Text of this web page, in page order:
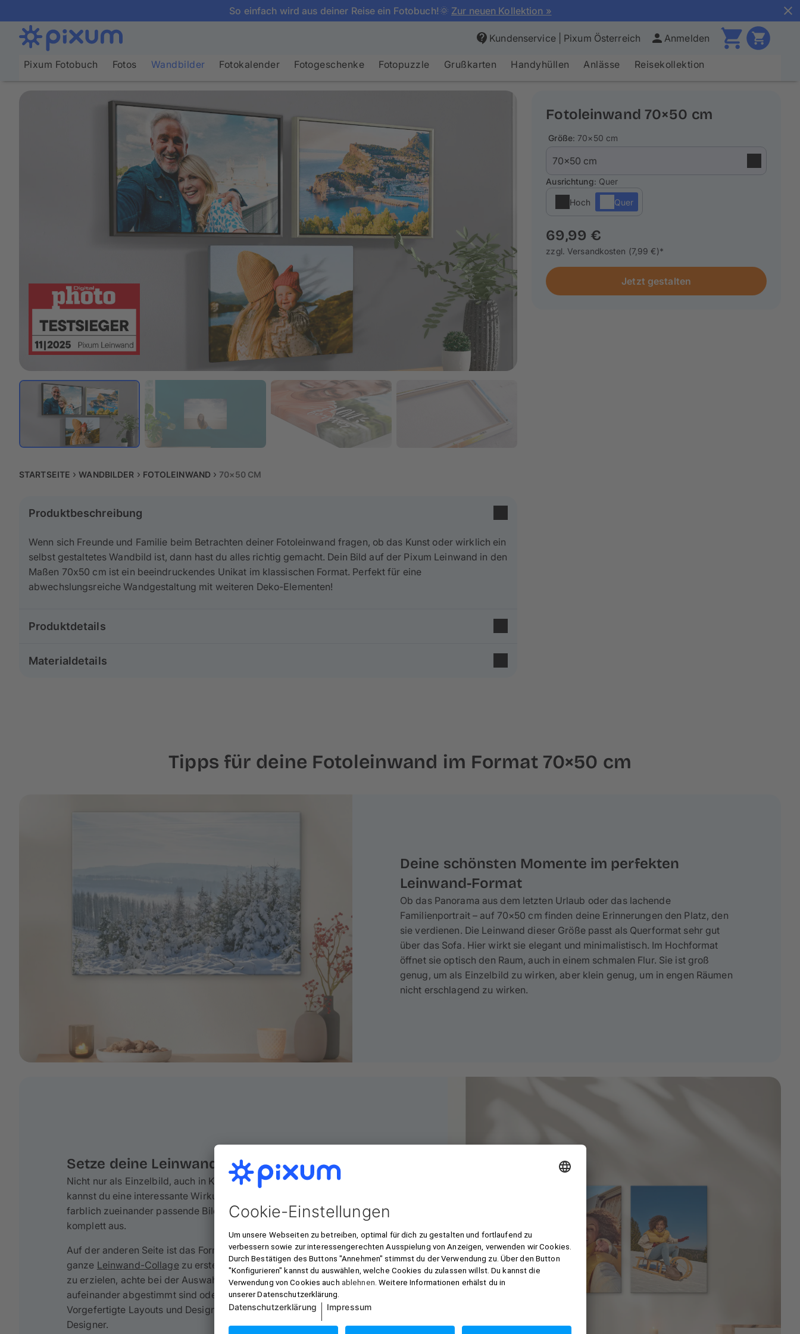
So einfach wird aus deiner Reise ein Fotobuch!🌞 Zur neuen Kollektion »
Kundenservice | Pixum Österreich Anmelden
Pixum Fotobuch Fotos Wandbilder Fotokalender Fotogeschenke Fotopuzzle Grußkarten Handyhüllen Anlässe Reisekollektion
Fotoleinwand 70×50 cm
Größe: 70×50 cm
Ausrichtung: Quer
Hoch Quer
69,99 €
zzgl. Versandkosten (7,99 €)*
Jetzt gestalten
STARTSEITE WANDBILDER FOTOLEINWAND 70×50 CM
Produktbeschreibung
Wenn sich Freunde und Familie beim Betrachten deiner Fotoleinwand fragen, ob das Kunst oder wirklich ein
selbst gestaltetes Wandbild ist, dann hast du alles richtig gemacht. Dein Bild auf der Pixum Leinwand in den
Maßen 70x50 cm ist ein beeindruckendes Unikat im klassischen Format. Perfekt für eine
abwechslungsreiche Wandgestaltung mit weiteren Deko-Elementen!
Produktdetails
Gruppe: Poster & Leinwand
Materialdetails
Stabilität und Langlebigkeitgarantiert. Deine Fotoleinwand wird auf einen ca. 2 cm hohen
Tipps für deine Fotoleinwand im Format 70×50 cm
Deine schönsten Momente im perfekten
Leinwand-Format
Ob das Panorama aus dem letzten Urlaub oder das lachende
Familienportrait – auf 70×50 cm finden deine Erinnerungen den Platz, den
sie verdienen. Die Leinwand dieser Größe passt als Querformat sehr gut
über das Sofa. Hier wirkt sie elegant und minimalistisch. Im Hochformat
öffnet sie optisch den Raum, auch in einem schmalen Flur. Sie ist groß
genug, um als Einzelbild zu wirken, aber klein genug, um in engen Räumen
nicht erschlagend zu wirken.
Setze deine Leinwand richtig in Szene
Nicht nur als Einzelbild, auch in Kombination mit einer zweiten Leinwand
kannst du eine interessante Wirkung erzielen. Hänge zum Beispiel zwei
farblich zueinander passende Bilder nebeneinander und fülle den Raum
komplett aus.
Auf der anderen Seite ist das Format 70×50 cm auch groß genug, um eine
ganze Leinwand-Collagezu erstellen. Um ein harmonisches Gesamtbild
zu erzielen, achte bei der Auswahl der Fotos darauf, dass sie farblich
aufeinander abgestimmt sind oder thematisch zueinander passen.
Vorgefertigte Layouts und Designvorlagen findest du in unserem Online-
Designer.